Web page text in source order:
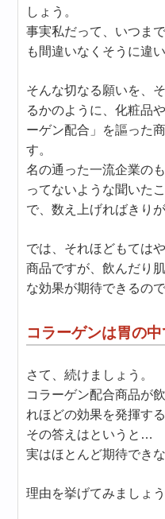
しょう。
事実私だって、いつま
も間違いなくそうに違
そんな切なる願いを、
るかのように、化粧品
ーゲン配合」を謳った
す。
名の通った一流企業の
ってないような聞いた
で、数え上げればきり
では、それほどもては
商品ですが、飲んだり
な効果が期待できるの
コラーゲンは胃の
さて、続けましょう。
コラーゲン配合商品が
れほどの効果を発揮す
その答えはというと…
実はほとんど期待でき
理由を挙げてみましょう